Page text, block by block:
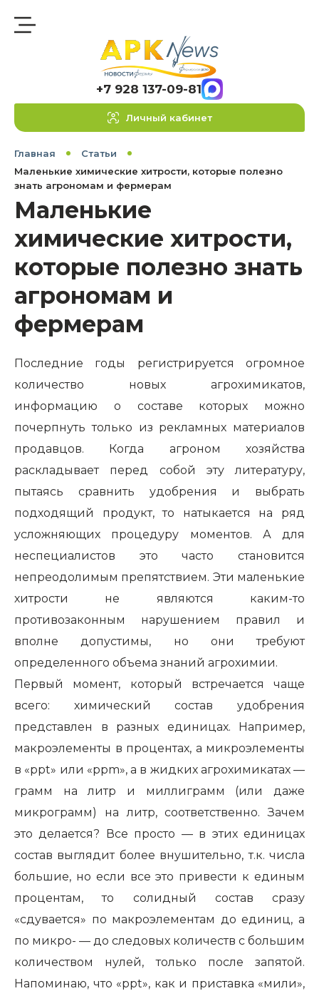
+7 928 137-09-81
Личный кабинет
Главная
Статьи
Маленькие химические хитрости, которые полезно
знать агрономам и фермерам
Маленькие
химические хитрости,
которые полезно знать
агрономам и
фермерам
Последние годы регистрируется огромное
количество новых агрохимикатов,
информацию о составе которых можно
почерпнуть только из рекламных материалов
продавцов. Когда агроном хозяйства
раскладывает перед собой эту литературу,
пытаясь сравнить удобрения и выбрать
подходящий продукт, то натыкается на ряд
усложняющих процедуру моментов. А для
неспециалистов это часто становится
непреодолимым препятствием. Эти маленькие
хитрости не являются каким-то
противозаконным нарушением правил и
вполне допустимы, но они требуют
определенного объема знаний агрохимии.
Первый момент, который встречается чаще
всего: химический состав удобрения
представлен в разных единицах. Например,
макроэлементы в процентах, а микроэлементы
в «ppt» или «ppm», а в жидких агрохимикатах —
грамм на литр и миллиграмм (или даже
микрограмм) на литр, соответственно. Зачем
это делается? Все просто — в этих единицах
состав выглядит более внушительно, т.к. числа
большие, но если все это привести к единым
процентам, то солидный состав сразу
«сдувается» по макроэлементам до единиц, а
по микро- — до следовых количеств с большим
количеством нулей, только после запятой.
Напоминаю, что «ppt», как и приставка «мили»,